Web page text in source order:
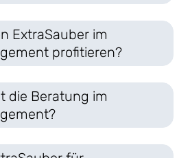
ExtraSauber im
profitieren?
die Beratung im